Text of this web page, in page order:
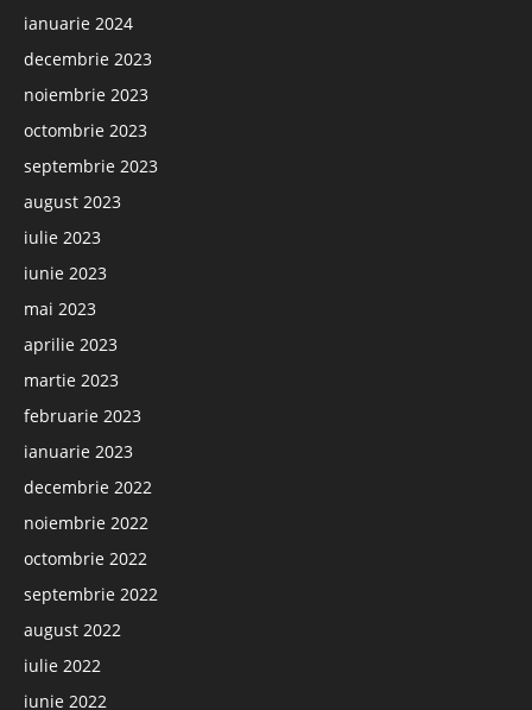
ianuarie 2024
decembrie 2023
noiembrie 2023
octombrie 2023
septembrie 2023
august 2023
iulie 2023
iunie 2023
mai 2023
aprilie 2023
martie 2023
februarie 2023
ianuarie 2023
decembrie 2022
noiembrie 2022
octombrie 2022
septembrie 2022
august 2022
iulie 2022
iunie 2022